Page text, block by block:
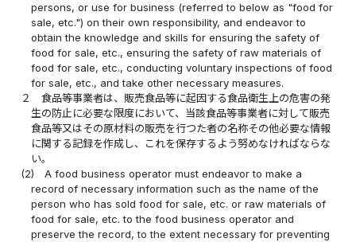
persons, or use for business (referred to below as "food for
sale, etc.") on their own responsibility, and endeavor to
obtain the knowledge and skills for ensuring the safety of
food for sale, etc., ensuring the safety of raw materials of
food for sale, etc., conducting voluntary inspections of food
for sale, etc., and take other necessary measures.
２
食品等事業者は、販売食品等に起因する食品衛生上の危害の発
生の防止に必要な限度において、当該食品等事業者に対して販売
食品等又はその原材料の販売を行つた者の名称その他必要な情報
に関する記録を作成し、これを保存するよう努めなければならな
い。
(2)
A food business operator must endeavor to make a
record of necessary information such as the name of the
person who has sold food for sale, etc. or raw materials of
food for sale, etc. to the food business operator and
preserve the record, to the extent necessary for preventing